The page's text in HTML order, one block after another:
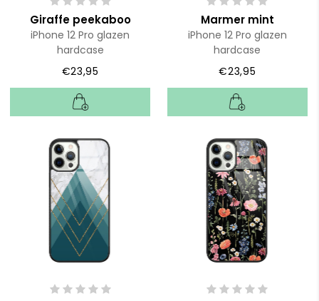
Giraffe peekaboo
iPhone 12 Pro glazen
hardcase
€23,95
Marmer mint
iPhone 12 Pro glazen
hardcase
€23,95